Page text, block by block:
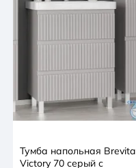
Тумба напольная Brevita
Victory 70 серый с